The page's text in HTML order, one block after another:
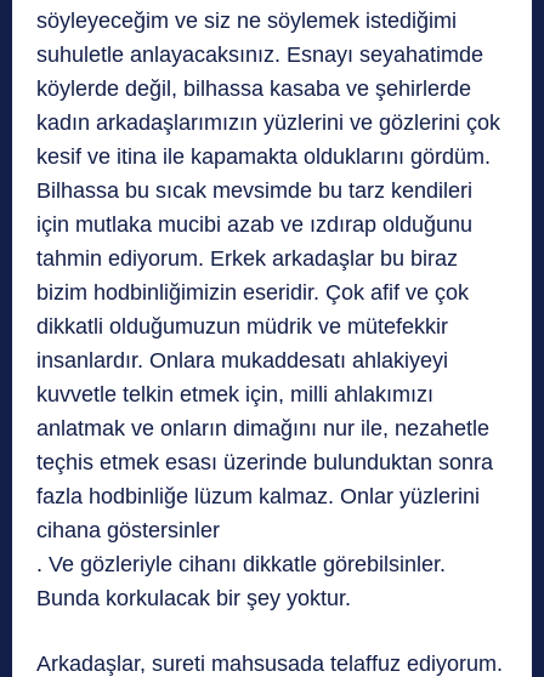
söyleyeceğim ve siz ne söylemek istediğimi
suhuletle anlayacaksınız. Esnayı seyahatimde
köylerde değil, bilhassa kasaba ve şehirlerde
kadın arkadaşlarımızın yüzlerini ve gözlerini çok
kesif ve itina ile kapamakta olduklarını gördüm.
Bilhassa bu sıcak mevsimde bu tarz kendileri
için mutlaka mucibi azab ve ızdırap olduğunu
tahmin ediyorum. Erkek arkadaşlar bu biraz
bizim hodbinliğimizin eseridir. Çok afif ve çok
dikkatli olduğumuzun müdrik ve mütefekkir
insanlardır. Onlara mukaddesatı ahlakiyeyi
kuvvetle telkin etmek için, milli ahlakımızı
anlatmak ve onların dimağını nur ile, nezahetle
teçhis etmek esası üzerinde bulunduktan sonra
fazla hodbinliğe lüzum kalmaz. Onlar yüzlerini
cihana göstersinler
. Ve gözleriyle cihanı dikkatle görebilsinler.
Bunda korkulacak bir şey yoktur.
Arkadaşlar, sureti mahsusada telaffuz ediyorum.